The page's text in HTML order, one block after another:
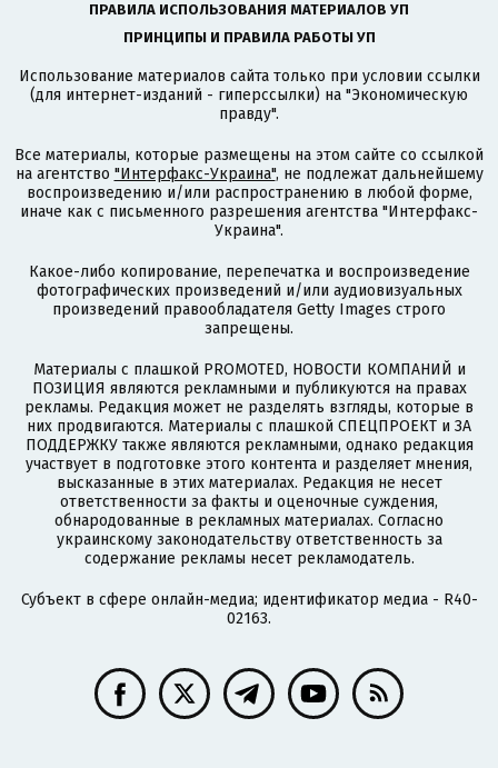
ПРАВИЛА ИСПОЛЬЗОВАНИЯ МАТЕРИАЛОВ УП
ПРИНЦИПЫ И ПРАВИЛА РАБОТЫ УП
Использование материалов сайта только при условии ссылки
(для интернет-изданий - гиперссылки) на "Экономическую
правду".
Все материалы, которые размещены на этом сайте со ссылкой
на агентство "Интерфакс-Украина", не подлежат дальнейшему
воспроизведению и/или распространению в любой форме,
иначе как с письменного разрешения агентства "Интерфакс-
Украина".
Какое-либо копирование, перепечатка и воспроизведение
фотографических произведений и/или аудиовизуальных
произведений правообладателя Getty Images строго
запрещены.
Материалы с плашкой PROMOTED, НОВОСТИ КОМПАНИЙ и
ПОЗИЦИЯ являются рекламными и публикуются на правах
рекламы. Редакция может не разделять взгляды, которые в
них продвигаются. Материалы с плашкой СПЕЦПРОЕКТ и ЗА
ПОДДЕРЖКУ также являются рекламными, однако редакция
участвует в подготовке этого контента и разделяет мнения,
высказанные в этих материалах. Редакция не несет
ответственности за факты и оценочные суждения,
обнародованные в рекламных материалах. Согласно
украинскому законодательству ответственность за
содержание рекламы несет рекламодатель.
Субъект в сфере онлайн-медиа; идентификатор медиа - R40-
02163.